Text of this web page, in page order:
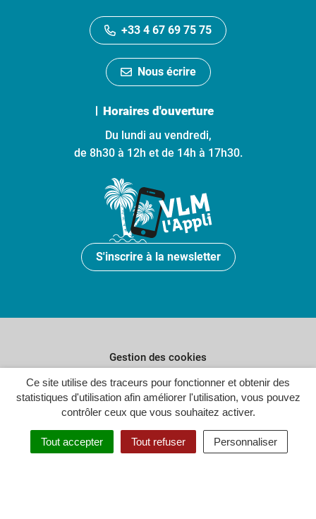
Ce site utilise des traceurs pour fonctionner et obtenir des
statistiques d'utilisation afin améliorer l'utilisation, vous pouvez
contrôler ceux que vous souhaitez activer.
Tout accepter Tout refuser Personnaliser
+33 4 67 69 75 75
Nous écrire
Horaires d'ouverture
Du lundi au vendredi,
de 8h30 à 12h et de 14h à 17h30.
S'inscrire à la newsletter
Gestion des cookies
Plan du site
Politique de confidentialité
Crédits